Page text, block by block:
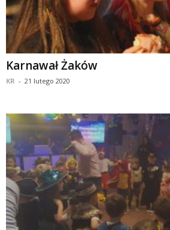
Karnawał Żaków
KR - 21 lutego 2020